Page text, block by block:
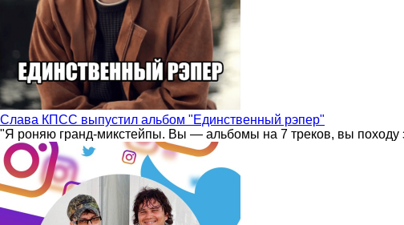
Слава КПСС выпустил альбом "Единственный рэпер"
"Я роняю гранд-микстейпы. Вы — альбомы на 7 треков, вы